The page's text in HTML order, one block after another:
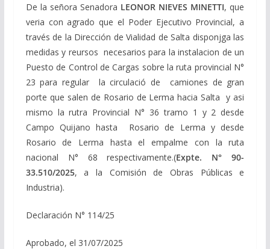
De la señora Senadora LEONOR NIEVES MINETTI, que
veria con agrado que el Poder Ejecutivo Provincial, a
través de la Dirección de Vialidad de Salta disponjga las
medidas y reursos necesarios para la instalacion de un
Puesto de Control de Cargas sobre la ruta provincial N°
23 para regular la circulació de camiones de gran
porte que salen de Rosario de Lerma hacia Salta y asi
mismo la rutra Provincial N° 36 tramo 1 y 2 desde
Campo Quijano hasta Rosario de Lerma y desde
Rosario de Lerma hasta el empalme con la ruta
nacional N° 68 respectivamente.(Expte. N° 90-
33.510/2025, a la Comisión de Obras Públicas e
Industria).
Declaración N° 114/25
Aprobado, el 31/07/2025